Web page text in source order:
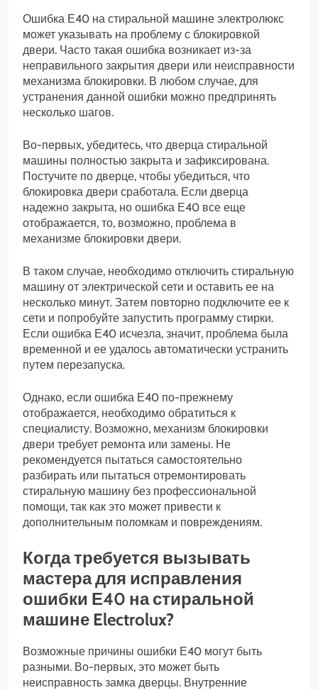
Ошибка Е40 на стиральной машине электролюкс
может указывать на проблему с блокировкой
двери. Часто такая ошибка возникает из-за
неправильного закрытия двери или неисправности
механизма блокировки. В любом случае, для
устранения данной ошибки можно предпринять
несколько шагов.
Во-первых, убедитесь, что дверца стиральной
машины полностью закрыта и зафиксирована.
Постучите по дверце, чтобы убедиться, что
блокировка двери сработала. Если дверца
надежно закрыта, но ошибка Е40 все еще
отображается, то, возможно, проблема в
механизме блокировки двери.
В таком случае, необходимо отключить стиральную
машину от электрической сети и оставить ее на
несколько минут. Затем повторно подключите ее к
сети и попробуйте запустить программу стирки.
Если ошибка Е40 исчезла, значит, проблема была
временной и ее удалось автоматически устранить
путем перезапуска.
Однако, если ошибка Е40 по-прежнему
отображается, необходимо обратиться к
специалисту. Возможно, механизм блокировки
двери требует ремонта или замены. Не
рекомендуется пытаться самостоятельно
разбирать или пытаться отремонтировать
стиральную машину без профессиональной
помощи, так как это может привести к
дополнительным поломкам и повреждениям.
Когда требуется вызывать
мастера для исправления
ошибки Е40 на стиральной
машине Electrolux?
Возможные причины ошибки Е40 могут быть
разными. Во-первых, это может быть
неисправность замка дверцы. Внутренние